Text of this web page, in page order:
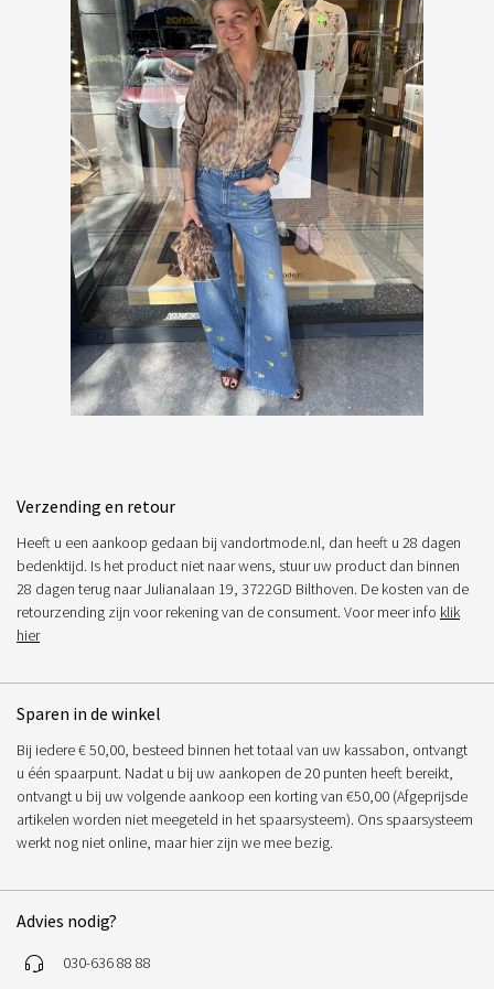
Verzending en retour
Heeft u een aankoop gedaan bij vandortmode.nl, dan heeft u 28 dagen
bedenktijd. Is het product niet naar wens, stuur uw product dan binnen
28 dagen terug naar Julianalaan 19, 3722GD Bilthoven. De kosten van de
retourzending zijn voor rekening van de consument. Voor meer info klik
hier
Sparen in de winkel
Bij iedere € 50,00, besteed binnen het totaal van uw kassabon, ontvangt
u één spaarpunt. Nadat u bij uw aankopen de 20 punten heeft bereikt,
ontvangt u bij uw volgende aankoop een korting van €50,00 (Afgeprijsde
artikelen worden niet meegeteld in het spaarsysteem). Ons spaarsysteem
werkt nog niet online, maar hier zijn we mee bezig.
Advies nodig?
030-636 88 88